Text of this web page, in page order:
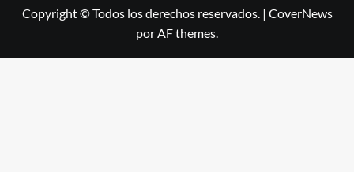
Copyright © Todos los derechos reservados. | CoverNews
por AF themes.